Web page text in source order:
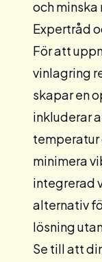
och minska
Expertråd
För att
vinlagring
skapar en
inkluderar
minimera
integrerad
alternativ
lösning
Se till att